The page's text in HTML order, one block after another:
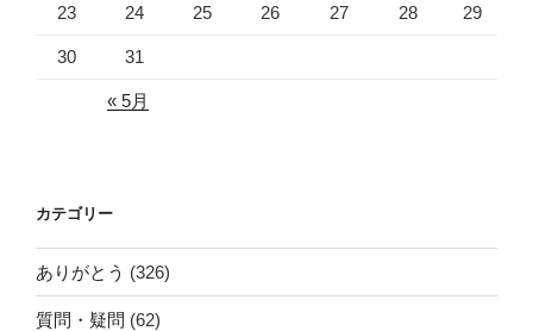
23 24 25 26 27 28 29
30 31
« 5月
カテゴリー
ありがとう (326)
質問・疑問 (62)